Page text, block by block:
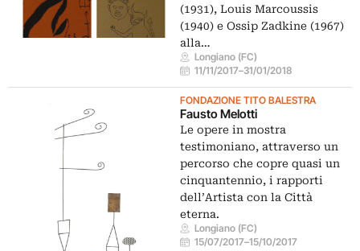
(1931), Louis Marcoussis
(1940) e Ossip Zadkine (1967)
alla…
Longiano (FC)
11/11/2017–31/01/2018
FONDAZIONE TITO BALESTRA
Fausto Melotti
Le opere in mostra
testimoniano, attraverso un
percorso che copre quasi un
cinquantennio, i rapporti
dell’Artista con la Città
eterna.
Longiano (FC)
15/07/2017–15/10/2017